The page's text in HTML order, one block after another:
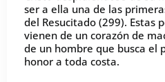
ser a ella una de las
del Resucitado (299). Estas
vienen de un corazón de
de un hombre que busca el
honor a toda costa.